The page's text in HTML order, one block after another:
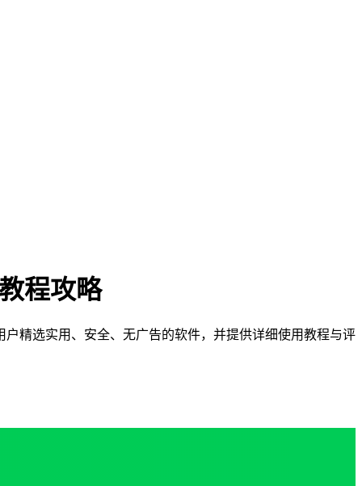
程攻略
精选实用、安全、无广告的软件，并提供详细使用教程与评